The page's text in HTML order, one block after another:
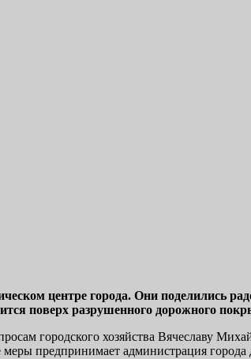
центре города. Они поделились
поверх разрушенного дорожного
городского хозяйства Вячеславу
предпринимает администрация